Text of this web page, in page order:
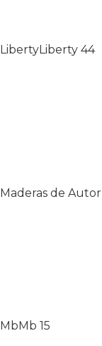
LibertyLiberty 44
Maderas de Autor
MbMb 15